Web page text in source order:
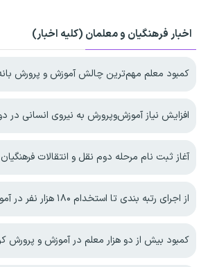
اخبار فرهنگیان و معلمان (کلیه اخبار)
کمبود معلم مهم‌ترین چالش آموزش و پرورش
افزایش نیاز آموزش‌وپرورش به نیروی انسانی در
آغاز ثبت نام مرحله دوم نقل و انتقالات فرهنگیان از ۲۰ مرداد
از اجرای رتبه بندی تا استخدام ۱۸۰ هزار نفر در آموزش و پرورش
کمبود بیش از دو هزار معلم در آموزش و پرورش